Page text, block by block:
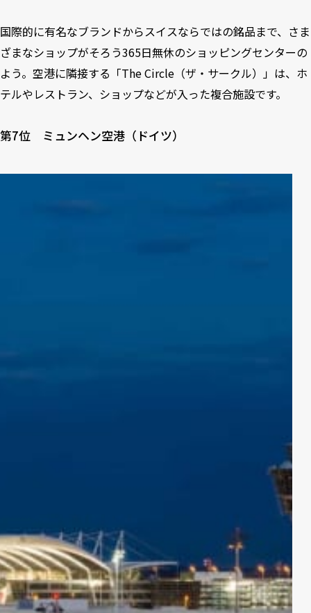
国際的に有名なブランドからスイスならではの銘品まで、さま
ざまなショップがそろう365日無休のショッピングセンターの
よう。空港に隣接する「The Circle（ザ・サークル）」は、ホ
テルやレストラン、ショップなどが入った複合施設です。
第7位 ミュンヘン空港（ドイツ）